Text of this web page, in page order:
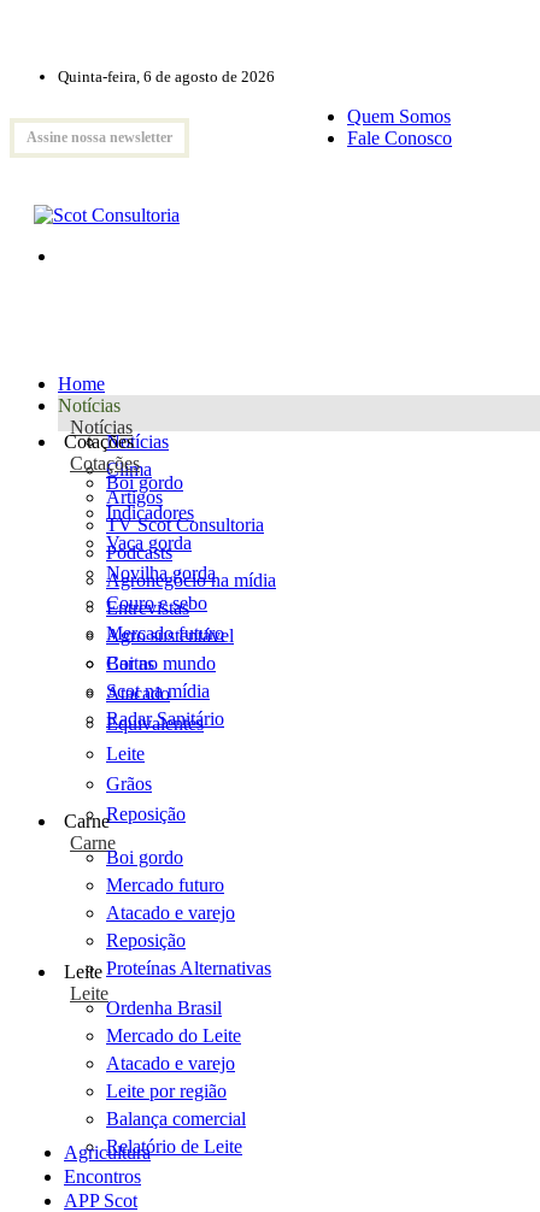
Quinta-feira, 6 de agosto de 2026
Assine nossa newsletter
Quem Somos
Fale Conosco
Home
Notícias
Notícias
Notícias
Clima
Artigos
TV Scot Consultoria
Podcasts
Agronegócio na mídia
Entrevistas
Agro sustentável
Cartas
Scot na mídia
Radar Sanitário
Cotações
Cotações
Boi gordo
Indicadores
Vaca gorda
Novilha gorda
Couro e sebo
Mercado futuro
Boi no mundo
Atacado
Equivalentes
Leite
Grãos
Reposição
Carne
Carne
Boi gordo
Mercado futuro
Atacado e varejo
Reposição
Proteínas Alternativas
Leite
Leite
Ordenha Brasil
Mercado do Leite
Atacado e varejo
Leite por região
Balança comercial
Relatório de Leite
Agricultura
Encontros
APP Scot